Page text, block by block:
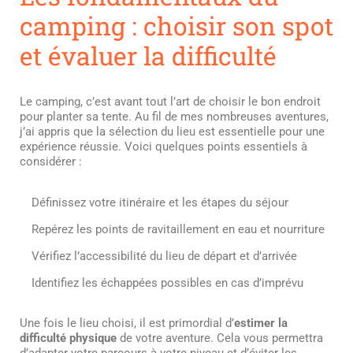
camping : choisir son spot
et évaluer la difficulté
Le camping, c’est avant tout l’art de choisir le bon endroit
pour planter sa tente. Au fil de mes nombreuses aventures,
j’ai appris que la sélection du lieu est essentielle pour une
expérience réussie. Voici quelques points essentiels à
considérer :
Définissez votre itinéraire et les étapes du séjour
Repérez les points de ravitaillement en eau et nourriture
Vérifiez l’accessibilité du lieu de départ et d’arrivée
Identifiez les échappées possibles en cas d’imprévu
Une fois le lieu choisi, il est primordial d’estimer la
difficulté physique de votre aventure. Cela vous permettra